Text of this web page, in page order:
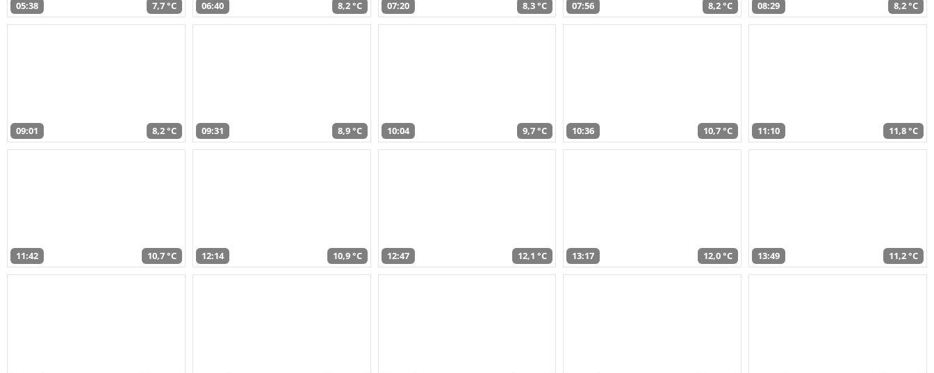
05:38 7,7 °C 06:40 8,2 °C 07:20 8,3 °C 07:56 8,2 °C 08:29 8,2 °C
09:01 8,2 °C 09:31 8,9 °C 10:04 9,7 °C 10:36 10,7 °C 11:10 11,8 °C
11:42 10,7 °C 12:14 10,9 °C 12:47 12,1 °C 13:17 12,0 °C 13:49 11,2 °C